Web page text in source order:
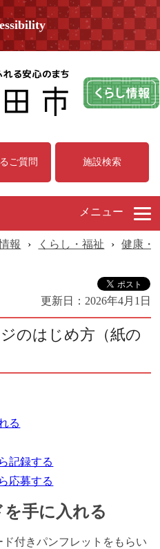
ご質問 施設検索
メニュー
報 › くらし・福祉 › 健康・
更新日： 2026年4月1日
のはじめ方（紙の
る
記録する
応募する
手に入れる
付きパンフレットをもらい